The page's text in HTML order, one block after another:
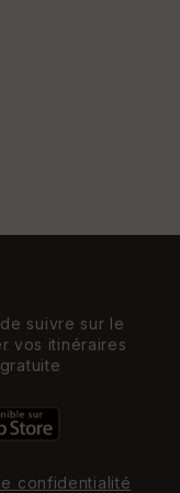
suivre sur le
vos itinéraires
confidentialité